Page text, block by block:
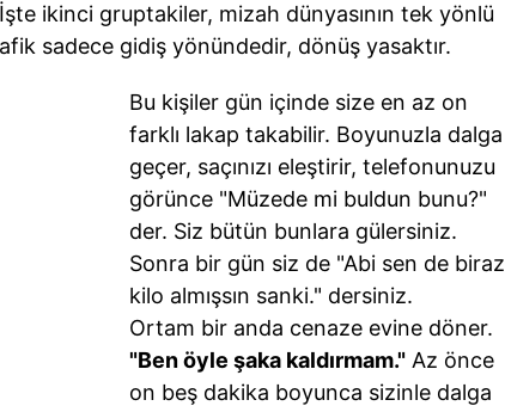
ikinci gruptakiler, mizah dünyasının tek yönlü
sadece gidiş yönündedir, dönüş yasaktır.
Bu kişiler gün içinde size en az on
farklı lakap takabilir. Boyunuzla dalga
geçer, saçınızı eleştirir, telefonunuzu
görünce "Müzede mi buldun bunu?"
der. Siz bütün bunlara gülersiniz.
Sonra bir gün siz de "Abi sen de biraz
kilo almışsın sanki." dersiniz.
Ortam bir anda cenaze evine döner.
"Ben öyle şaka kaldırmam." Az önce
on beş dakika boyunca sizinle dalga